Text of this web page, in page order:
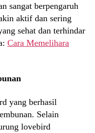
sangat berpengaruh
aktif dan sering
sehat dan terhindar
Cara Memelihara
yang berhasil
Selain
lovebird